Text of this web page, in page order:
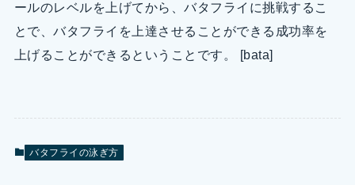
ールのレベルを上げてから、バタフライに挑戦するこ
とで、バタフライを上達させることができる成功率を
上げることができるということです。 [bata]
バタフライの泳ぎ方